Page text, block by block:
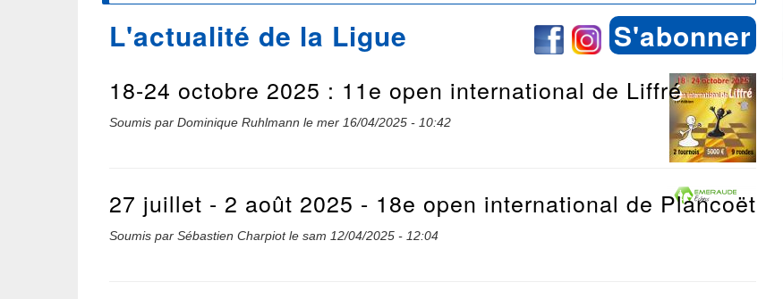
L'actualité de la Ligue S'abonner
18-24 octobre 2025 : 11e open international de Liffré
Soumis par Dominique Ruhlmann le mer 16/04/2025 - 10:42
27 juillet - 2 août 2025 - 18e open international de Plancoët
Soumis par Sébastien Charpiotle sam 12/04/2025 - 12:04